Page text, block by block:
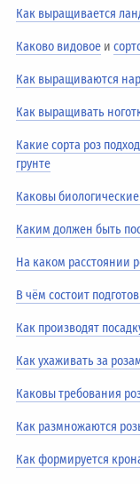
Как выращивается
Каково видовое и
Как выращиваются
Как выращивать
Какие сорта роз
грунте
Каковы
Каким должен быть
На каком расстоянии
В чём состоит
Как производят
Как ухаживать за
Каковы требования
Как размножаются
Как формируется